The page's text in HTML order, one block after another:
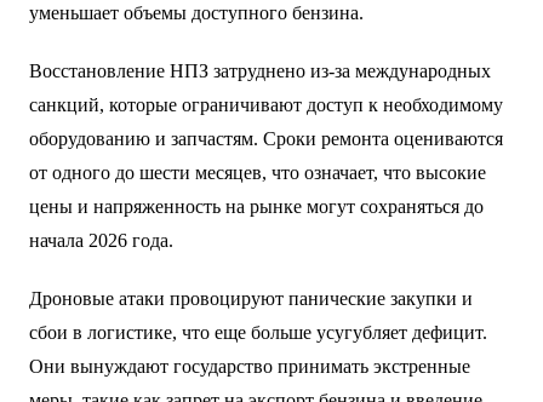
уменьшает объемы доступного бензина.
Восстановление НПЗ затруднено из-за международных
санкций, которые ограничивают доступ к необходимому
оборудованию и запчастям. Сроки ремонта оцениваются
от одного до шести месяцев, что означает, что высокие
цены и напряженность на рынке могут сохраняться до
начала 2026 года.
Дроновые атаки провоцируют панические закупки и
сбои в логистике, что еще больше усугубляет дефицит.
Они вынуждают государство принимать экстренные